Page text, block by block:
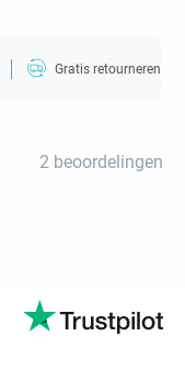
Gratis retourneren
2 beoordelingen